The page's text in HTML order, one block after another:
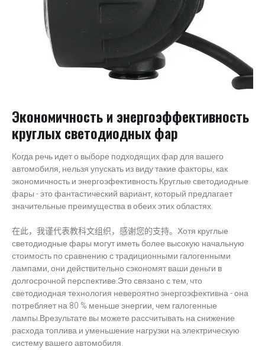
Экономичность и энергоэффективность
круглых светодиодных фар
Когда речь идет о выборе подходящих фар для вашего
автомобиля, нельзя упускать из виду такие факторы, как
экономичность и энергоэфективность.Круглые светодиодные
фары - это фантастический вариант, который предлагает
значительные преимущества в обеих этих областях.
在此，我谨代表教科文组织，感谢您的支持。Хотя круглые
светодиодные фары могут иметь более высокую начальную
стоимость по сравнению с традиционными галогенными
лампами, они действительно сэкономят ваши деньги в
долгосрочной перспективе.Это связано с тем, что
светодиодная технология невероятно энергоэфективна - она
потребляет на 80 % меньше энергии, чем галогенные
лампы.Врезультате вы можете рассчитывать на снижение
расхода топлива и уменьшение нагрузки на электрическую
систему вашего автомобиля.